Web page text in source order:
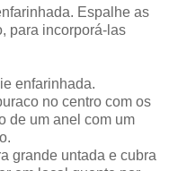
Espalhe as
para incorporá-las
enfarinhada.
no centro com os
de um anel com um
grande untada e cubra